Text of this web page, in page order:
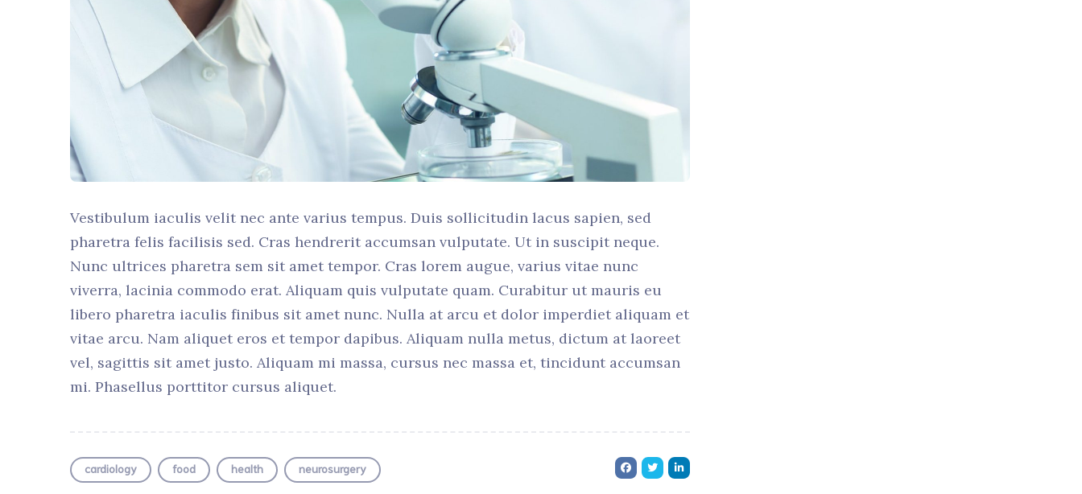
Vestibulum iaculis velit nec ante varius tempus. Duis sollicitudin lacus sapien, sed
pharetra felis facilisis sed. Cras hendrerit accumsan vulputate. Ut in suscipit neque.
Nunc ultrices pharetra sem sit amet tempor. Cras lorem augue, varius vitae nunc
viverra, lacinia commodo erat. Aliquam quis vulputate quam. Curabitur ut mauris eu
libero pharetra iaculis finibus sit amet nunc. Nulla at arcu et dolor imperdiet aliquam et
vitae arcu. Nam aliquet eros et tempor dapibus. Aliquam nulla metus, dictum at laoreet
vel, sagittis sit amet justo. Aliquam mi massa, cursus nec massa et, tincidunt accumsan
mi. Phasellus porttitor cursus aliquet.
cardiology food health neurosurgery